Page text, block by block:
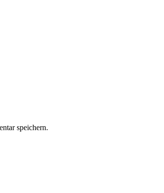
speichern.